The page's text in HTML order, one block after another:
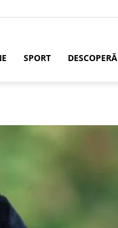
SPORT DESCOPERĂ